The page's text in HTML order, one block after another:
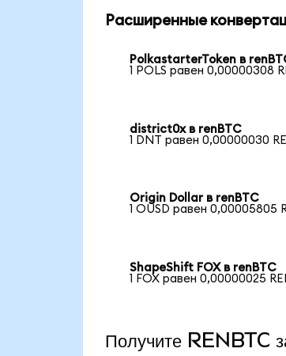
Расширенные
PolkastarterToken в
1 POLS равен 0,00000308
district0x в renBTC
1 DNT равен 0,00000030
Origin Dollar в renBTC
1 OUSD равен 0,00005805
ShapeShift FOX в renBTC
1 FOX равен 0,00000025
Получите RENBTC